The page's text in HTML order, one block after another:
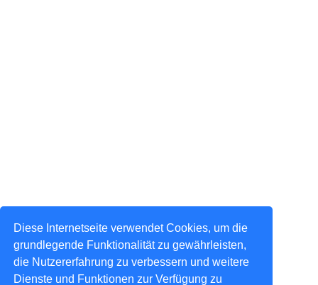
Diese Internetseite verwendet Cookies, um die
grundlegende Funktionalität zu gewährleisten,
die Nutzererfahrung zu verbessern und weitere
Dienste und Funktionen zur Verfügung zu